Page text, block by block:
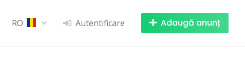
RO Autentificare Adaugă anunț